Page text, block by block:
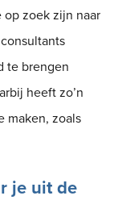
zoek zijn naar
te brengen
heeft zo’n
maken, zoals
je uit de